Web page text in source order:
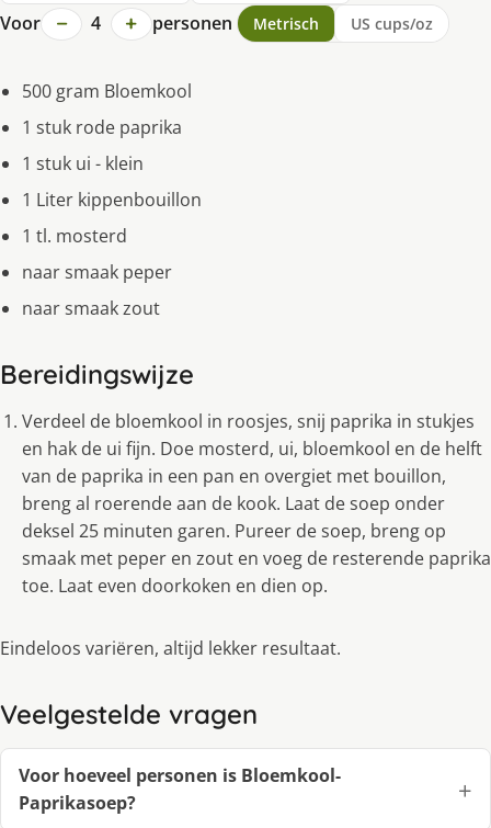
Voor − 4 + personen Metrisch US cups/oz
500 gram Bloemkool
1 stuk rode paprika
1 stuk ui - klein
1 Liter kippenbouillon
1 tl. mosterd
naar smaak peper
naar smaak zout
Bereidingswijze
Verdeel de bloemkool in roosjes, snij paprika in stukjes
en hak de ui fijn. Doe mosterd, ui, bloemkool en de helft
van de paprika in een pan en overgiet met bouillon,
breng al roerende aan de kook. Laat de soep onder
deksel 25 minuten garen. Pureer de soep, breng op
smaak met peper en zout en voeg de resterende paprika
toe. Laat even doorkoken en dien op.
Eindeloos variëren, altijd lekker resultaat.
Veelgestelde vragen
Voor hoeveel personen is Bloemkool-
Paprikasoep?